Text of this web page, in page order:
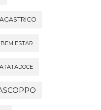
BEM ESTAR